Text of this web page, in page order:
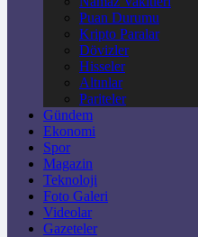
Puan Durumu
Kripto Paralar
Dövizler
Hisseler
Altınlar
Pariteler
Gündem
Ekonomi
Spor
Magazin
Teknoloji
Foto Galeri
Videolar
Gazeteler